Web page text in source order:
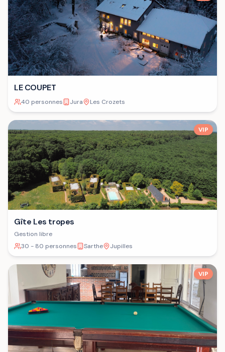
LE COUPET
40 personnes Jura Les Crozets
VIP
Gîte Les tropes
Gestion libre
30 - 80 personnes
Sarthe Jupilles
VIP